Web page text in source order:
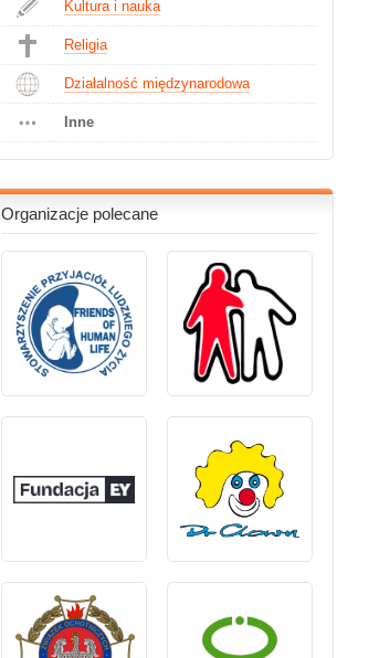
Kultura i nauka
Religia
Działalność międzynarodowa
Inne
Organizacje polecane